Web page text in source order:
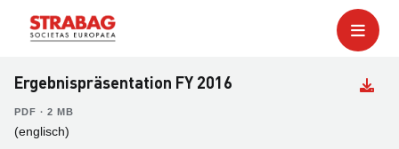
Ergebnispräsentation FY 2016
PDF ∙ 2 MB
(englisch)